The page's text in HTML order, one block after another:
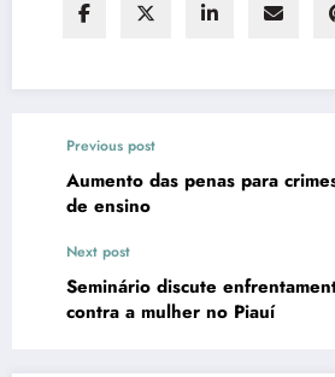
Previous post
Aumento das penas para
de ensino
Next post
Seminário discute
contra a mulher no Piauí